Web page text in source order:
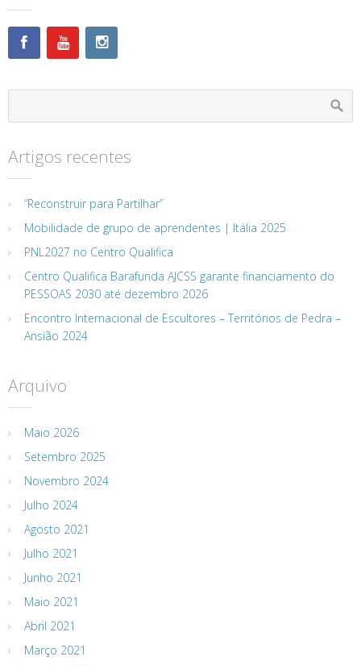
Artigos recentes
“Reconstruir para Partilhar”
Mobilidade de grupo de aprendentes | Itália 2025
PNL2027 no Centro Qualifica
Centro Qualifica Barafunda AJCSS garante financiamento do
PESSOAS 2030 até dezembro 2026
Encontro Internacional de Escultores – Territórios de Pedra –
Ansião 2024
Arquivo
Maio 2026
Setembro 2025
Novembro 2024
Julho 2024
Agosto 2021
Julho 2021
Junho 2021
Maio 2021
Abril 2021
Março 2021